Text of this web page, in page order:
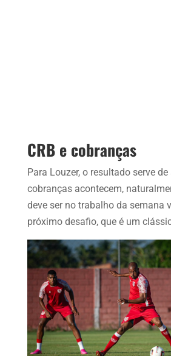
CRB e cobranças
Para Louzer, o resultado serve
cobranças acontecem,
deve ser no trabalho da semana
próximo desafio, que é um